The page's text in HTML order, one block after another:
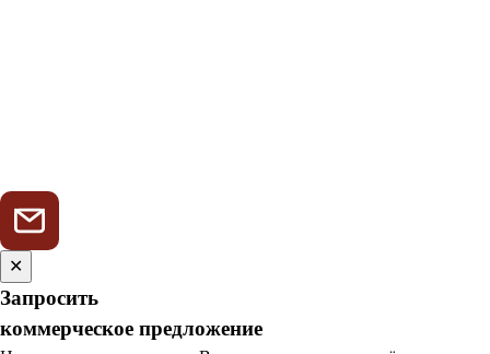
✕
Запросить
коммерческое предложение